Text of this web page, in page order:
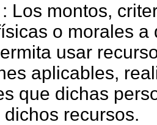
Los montos,
o morales
usar
aplicables,
que dichas
recursos.